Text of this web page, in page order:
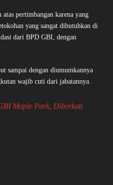
pertimbangan karena yang
yang sangat dibutuhkan di
dari BPD GBI, dengan
sampai dengan diumumkannya
wajib cuti dari jabatannya.
Maple Park, Diberkati